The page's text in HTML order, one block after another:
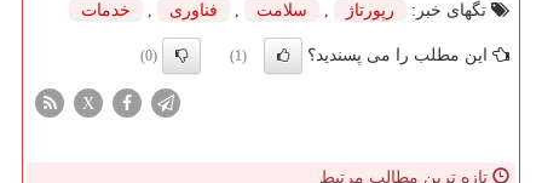
تگهای خبر:
رپورتاژ , سلامت , فناوری , خدمات
این مطلب را می پسندید؟ (1)
(0)
X
تازه ترین مطالب مرتبط